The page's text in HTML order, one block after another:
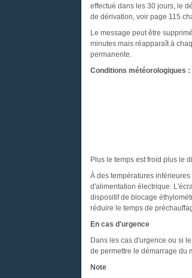
effectué dans les 30 jours, le
de dérivation, voir page 115
Le message peut être
minutes mais réapparaît à
permanente.
Conditions météorologiques
Plus le temps est froid plus le
À des températures
d'alimentation électrique.
dispositif de blocage
réduire le temps de
En cas d'urgence
Dans les cas d'urgence ou si
de permettre le démarrage du
Note